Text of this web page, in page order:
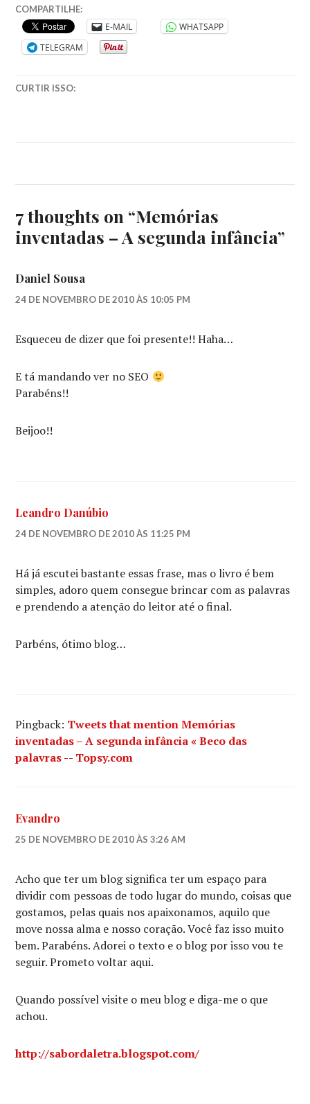
MANOEL
DE
BARROS,
MANOEL
MEMORIAS
A
INFANCIA,
DE
MARTHA
DE
COMPARTILHE:
E-MAIL
WHATSAPP
TELEGRAM
CURTIR ISSO:
7 thoughts on “Memórias
inventadas – A segunda infância”
Daniel Sousa
24 DE NOVEMBRO DE 2010 ÀS 10:05 PM
Esqueceu de dizer que foi presente!! Haha…
E tá mandando ver no SEO
Parabéns!!
Beijoo!!
Leandro Danúbio
24 DE NOVEMBRO DE 2010 ÀS 11:25 PM
Há já escutei bastante essas frase, mas o livro é bem
simples, adoro quem consegue brincar com as palavras
e prendendo a atenção do leitor até o final.
Parbéns, ótimo blog…
Pingback: Tweets that mention Memórias
inventadas – A segunda infância « Beco das
palavras -- Topsy.com
Evandro
25 DE NOVEMBRO DE 2010 ÀS 3:26 AM
Acho que ter um blog significa ter um espaço para
dividir com pessoas de todo lugar do mundo, coisas que
gostamos, pelas quais nos apaixonamos, aquilo que
move nossa alma e nosso coração. Você faz isso muito
bem. Parabéns. Adorei o texto e o blog por isso vou te
seguir. Prometo voltar aqui.
Quando possível visite o meu blog e diga-me o que
achou.
http://sabordaletra.blogspot.com/